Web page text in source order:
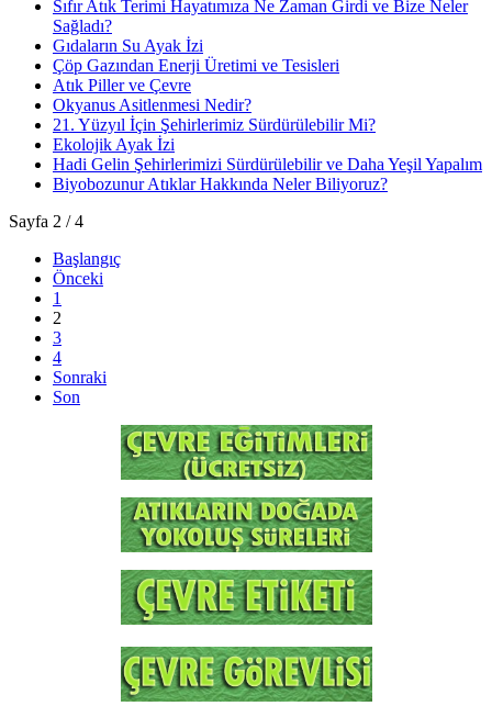
Sıfır Atık Terimi Hayatımıza Ne Zaman Girdi ve Bize Neler
Sağladı?
Gıdaların Su Ayak İzi
Çöp Gazından Enerji Üretimi ve Tesisleri
Atık Piller ve Çevre
Okyanus Asitlenmesi Nedir?
21. Yüzyıl İçin Şehirlerimiz Sürdürülebilir Mi?
Ekolojik Ayak İzi
Hadi Gelin Şehirlerimizi Sürdürülebilir ve Daha Yeşil Yapalım
Biyobozunur Atıklar Hakkında Neler Biliyoruz?
Sayfa 2 / 4
Başlangıç
Önceki
1
2
3
4
Sonraki
Son